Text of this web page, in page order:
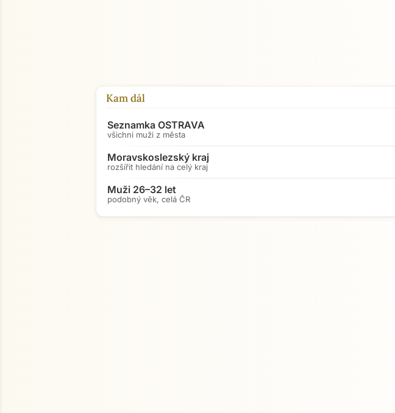
Kam dál
Seznamka OSTRAVA
všichni muži z města
Moravskoslezský kraj
rozšířit hledání na celý kraj
Muži 26–32 let
podobný věk, celá ČR